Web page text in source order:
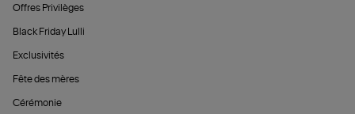
Offres Privilèges
Black Friday Lulli
Exclusivités
Fête des mères
Cérémonie